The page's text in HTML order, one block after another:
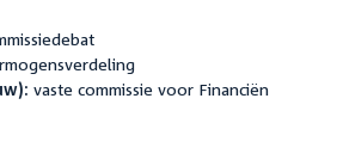
vaste commissie voor Financiën